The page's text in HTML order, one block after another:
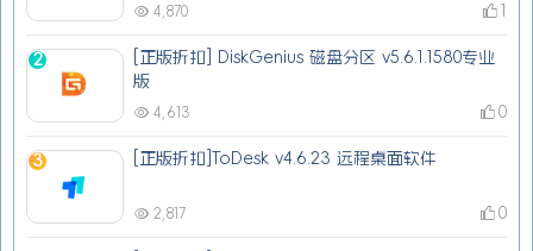
4,870 1
2
[正版折扣] DiskGenius 磁盘分区 v5.6.1.1580专业
版
4,613 0
3 [正版折扣]ToDesk v4.6.23 远程桌面软件
2,817 0